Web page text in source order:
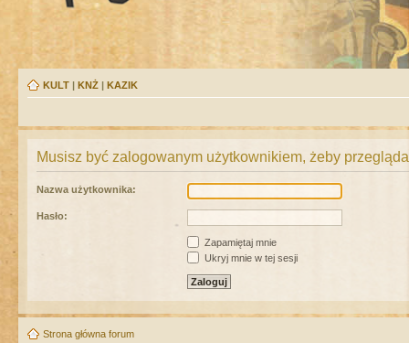
KULT | KNŻ | KAZIK
Musisz być zalogowanym użytkownikiem, żeby
Nazwa użytkownika:
Hasło:
Zapamiętaj mnie
Ukryj mnie w tej sesji
Strona główna forum